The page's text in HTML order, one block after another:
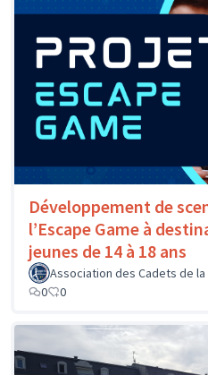
Développement de
l’Escape Game à
jeunes de 14 à 18 ans
Association des Cadets de
0
0